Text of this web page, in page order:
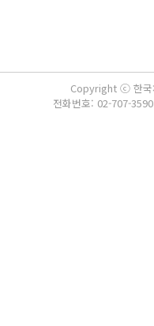
Copyright ⓒ 한
전화번호: 02-707-